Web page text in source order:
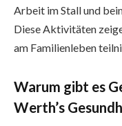
Arbeit im Stall und
Diese Aktivitäten
am Familienleben
Warum gibt es
Werth’s